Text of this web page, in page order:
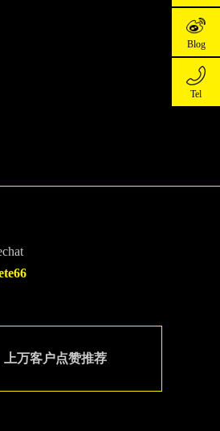
上万客户点赞推荐
Consult
Blog
Blog
Tel